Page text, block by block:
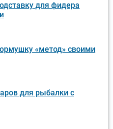
для фидера
«метод» своими
для рыбалки с